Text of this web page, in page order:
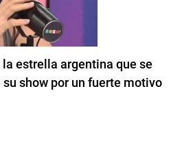
la estrella argentina que se
show por un fuerte motivo